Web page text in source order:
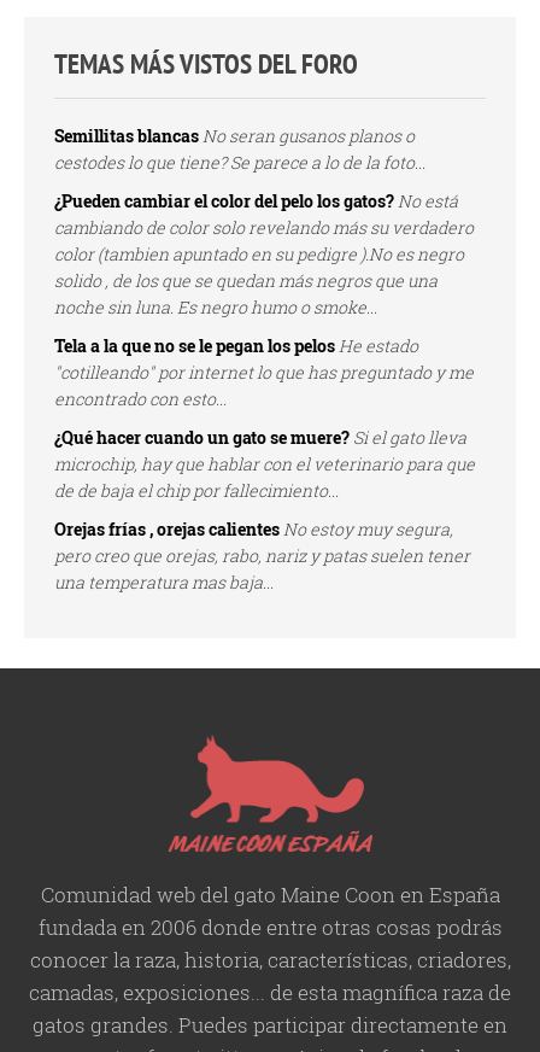
TEMAS MÁS VISTOS DEL FORO
Semillitas blancasNo seran gusanos planos o
cestodes lo que tiene? Se parece a lo de la foto...
¿Pueden cambiar el color del pelo los gatos?No está
cambiando de color solo revelando más su verdadero
color (tambien apuntado en su pedigre ).No es negro
solido , de los que se quedan más negros que una
noche sin luna. Es negro humo o smoke...
Tela a la que no se le pegan los pelosHe estado
"cotilleando" por internet lo que has preguntado y me
encontrado con esto...
¿Qué hacer cuando un gato se muere? Si el gato lleva
microchip, hay que hablar con el veterinario para que
de de baja el chip por fallecimiento...
Orejas frías , orejas calientesNo estoy muy segura,
pero creo que orejas, rabo, nariz y patas suelen tener
una temperatura mas baja...
Comunidad web del gato Maine Coon en España
fundada en 2006 donde entre otras cosas podrás
conocer la raza, historia,características, criadores,
camadas, exposiciones... de esta magnífica raza de
gatos grandes. Puedes participar directamente en